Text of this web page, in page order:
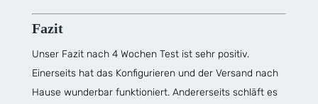
Fazit
Unser Fazit nach 4 Wochen Test ist sehr positiv.
Einerseits hat das Konfigurieren und der Versand nach
Hause wunderbar funktioniert. Andererseits schläft es